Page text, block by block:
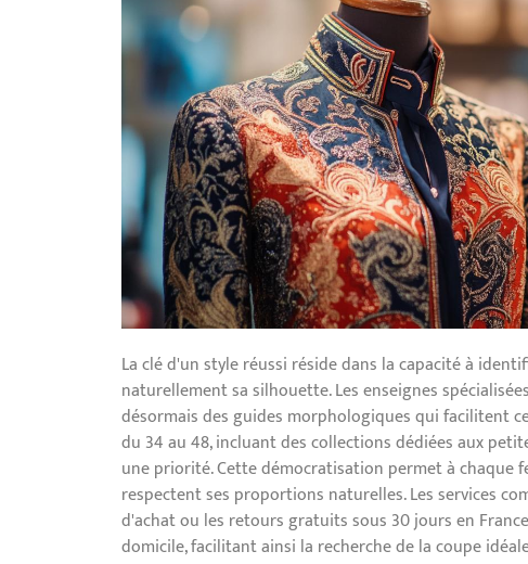
La clé d'un style réussi réside dans la capacité à
naturellement sa silhouette. Les enseignes
désormais des guides morphologiques qui facilitent
du 34 au 48, incluant des collections dédiées aux
une priorité. Cette démocratisation permet à chaque
respectent ses proportions naturelles. Les services
d'achat ou les retours gratuits sous 30 jours en
domicile, facilitant ainsi la recherche de la coupe